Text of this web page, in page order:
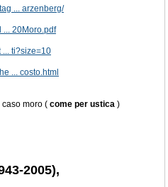
... arzenberg/
... 20Moro.pdf
... ti?size=10
... costo.html
moro ( come per ustica )
2005),